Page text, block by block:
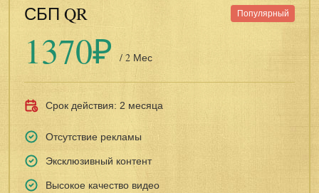
СБП QR Популярный
1370₽ / 2 Мес
Срок действия: 2 месяца
Отсутствие рекламы
Эксклюзивный контент
Высокое качество видео